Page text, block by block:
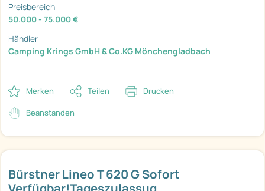
Bürstner Lineo T 620 G Sofort
Preisbereich
50.000 - 75.000 €
Händler
Camping Krings GmbH & Co.KG Mönchengladbach
Merken Teilen Drucken
Beanstanden